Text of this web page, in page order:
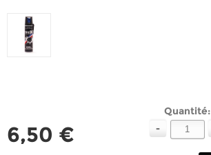
6,50 €
Quantité:
-